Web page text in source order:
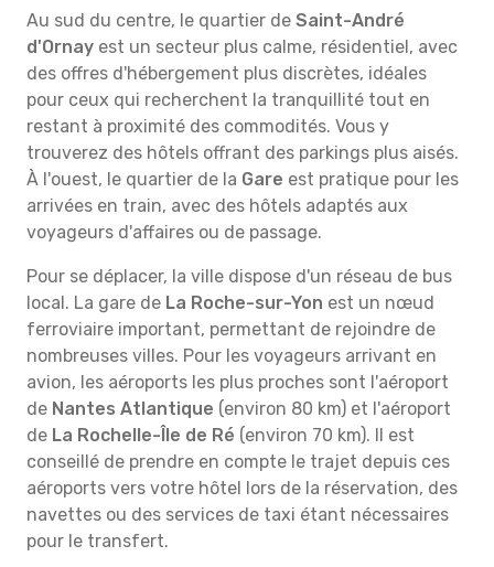
Au sud du centre, le quartier de Saint-André
d'Ornay est un secteur plus calme, résidentiel, avec
des offres d'hébergement plus discrètes, idéales
pour ceux qui recherchent la tranquillité tout en
restant à proximité des commodités. Vous y
trouverez des hôtels offrant des parkings plus aisés.
À l'ouest, le quartier de la Gare est pratique pour les
arrivées en train, avec des hôtels adaptés aux
voyageurs d'affaires ou de passage.
Pour se déplacer, la ville dispose d'un réseau de bus
local. La gare de La Roche-sur-Yon est un nœud
ferroviaire important, permettant de rejoindre de
nombreuses villes. Pour les voyageurs arrivant en
avion, les aéroports les plus proches sont l'aéroport
de Nantes Atlantique (environ 80 km) et l'aéroport
de La Rochelle-Île de Ré (environ 70 km). Il est
conseillé de prendre en compte le trajet depuis ces
aéroports vers votre hôtel lors de la réservation, des
navettes ou des services de taxi étant nécessaires
pour le transfert.